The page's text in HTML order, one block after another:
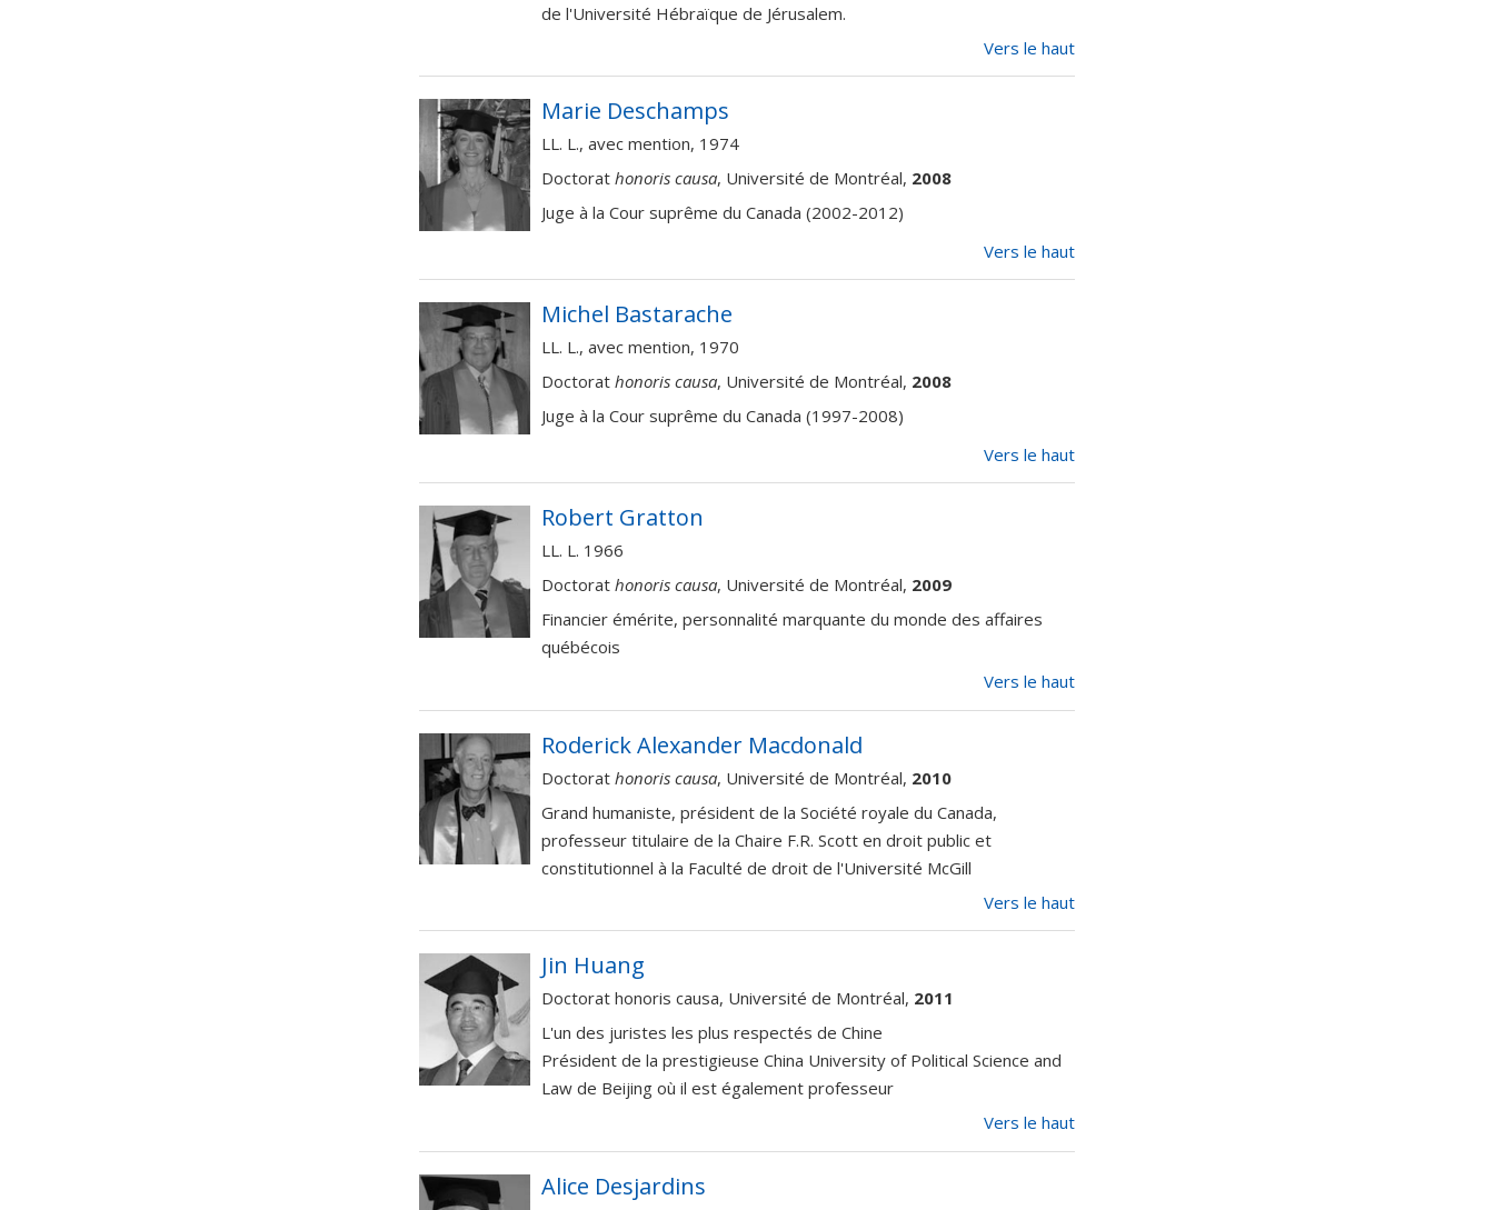
de l'Université Hébraïque de Jérusalem.
Vers le haut
Marie Deschamps
LL. L., avec mention, 1974
Doctorat honoris causa, Université de Montréal, 2008
Juge à la Cour suprême du Canada (2002-2012)
Vers le haut
Michel Bastarache
LL. L., avec mention, 1970
Doctorat honoris causa, Université de Montréal, 2008
Juge à la Cour suprême du Canada (1997-2008)
Vers le haut
Robert Gratton
LL. L. 1966
Doctorat honoris causa, Université de Montréal, 2009
Financier émérite, personnalité marquante du monde des affaires
québécois
Vers le haut
Roderick Alexander Macdonald
Doctorat honoris causa, Université de Montréal, 2010
Grand humaniste, président de la Société royale du Canada,
professeur titulaire de la Chaire F.R. Scott en droit public et
constitutionnel à la Faculté de droit de l'Université McGill
Vers le haut
Jin Huang
Doctorat honoris causa, Université de Montréal, 2011
L'un des juristes les plus respectés de Chine
Président de la prestigieuse China University of Political Science and
Law de Beijing où il est également professeur
Vers le haut
Alice Desjardins